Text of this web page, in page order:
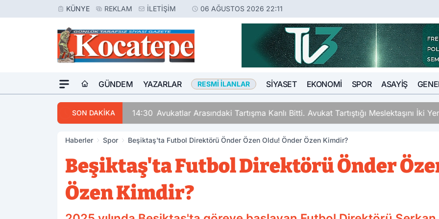
KÜNYE REKLAM İLETIŞIM 06 AĞUSTOS 2026 22:11
GÜNDEM YAZARLAR RESMI İLANLAR SIYASET EKONOMI SPOR ASAYIŞ
SON DAKİKA 14:30 Avukatlar Arasındaki Tartışma Kanlı Bitti. Avukat Tartıştığı Meslektaşını İki
Haberler Spor Beşiktaş'ta Futbol Direktörü Önder Özen Oldu! Önder Özen Kimdir?
Beşiktaş'ta Futbol Direktörü Önder
Özen Kimdir?